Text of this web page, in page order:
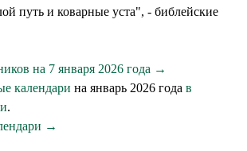
путь и коварные уста", - библейские
на 7 января 2026 года →
календари на январь 2026 года в
.
→